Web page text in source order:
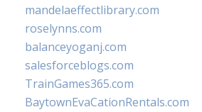
mandelaeffectlibrary.com
roselynns.com
balanceyoganj.com
salesforceblogs.com
TrainGames365.com
BaytownEvaCationRentals.com